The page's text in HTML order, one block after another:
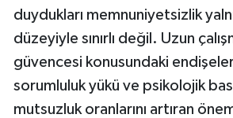
duydukları memnuniyetsizlik
düzeyiyle sınırlı değil. Uzun
güvencesi konusundaki
sorumluluk yükü ve psikolojik
mutsuzluk oranlarını artıran